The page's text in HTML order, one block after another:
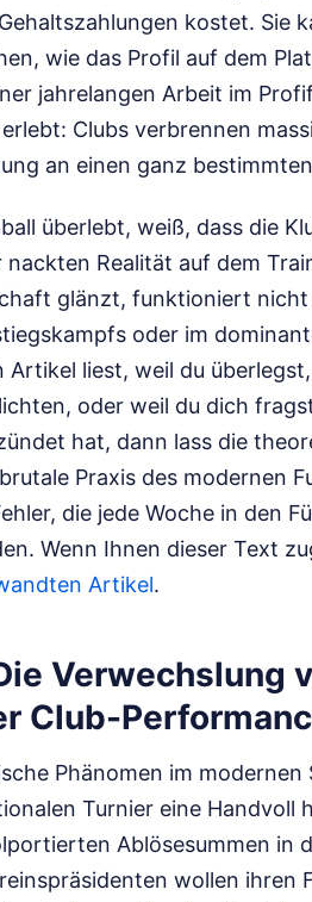
kostet. Sie
wie das Profil auf dem
jahrelangen Arbeit im
Clubs verbrennen
an einen ganz
überlebt, weiß, dass die
nackten Realität auf dem
glänzt, funktioniert
oder im
Artikel liest, weil du
oder weil du dich
hat, dann lass die
Praxis des modernen
die jede Woche in den
Wenn Ihnen dieser Text
Artikel.
Verwechslung
Club-
Phänomen im
Turnier eine Handvoll
Ablösesummen in
wollen ihren